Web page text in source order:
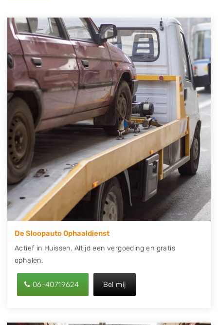
U kunt er ook voor kiezen om direct uw sloopauto te
verkopen en op te laten halen door de Sloopauto
Ophaaldienst van Autosloperijen.nl. Wij kunnen uw
auto gratis ophalen in Huissen. Neem telefonisch
contact op of maak een terugbelafspraak. Wilt u
direct een tweedehands auto onderdelen offerte
aanvragen? Dat kan via de Onderdelenlijn! Vul uw
kenteken in en druk op verzenden.
Wij kunnen u helpen met de inkoop van auto's van
eigenlijk alle merken, zoals Alfa Romeo, Audi, BMW,
Chevrolet, Citroën, Dacia, Fiat, Ford, Honda, Hyundai,
Kia, Mazda, Mercedes Benz, Mitsubishi, Nissan, Opel,
Peugeot, Porsche, Renault, Seat, Skoda, Suzuki, Tesla,
Toyota, Volkswagen en Volvo.
De Sloopauto Ophaaldienst
Actief in Huissen. Altijd een vergoeding en gratis
ophalen.
06-40719624 Bel mij